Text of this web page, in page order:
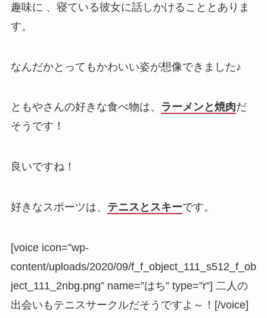
趣味に 、寝ている彼女に話しかけることとありま
す。
なんだかとってもかわいい姿が想像できました♪
ともやさんの好きな食べ物は、 ラーメンと焼肉だ
そうです！
良いですね！
好きなスポーツは、 テニスとスキーです。
[voice icon=”wp-
content/uploads/2020/09/f_f_object_111_s512_f_ob
ject_111_2nbg.png” name=”はち” type=”r”] 二人の
出会いもテニスサークルだそうですよ～！[/voice]